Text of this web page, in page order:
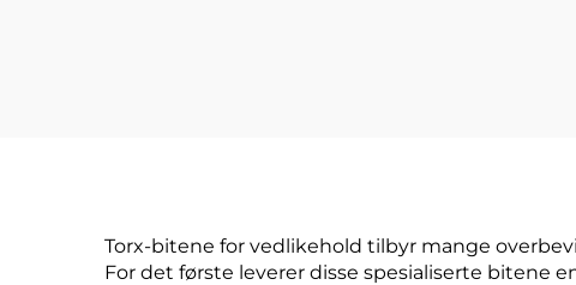
Torx-bitene for vedlikehold tilbyr mange
For det første leverer disse spesialiserte